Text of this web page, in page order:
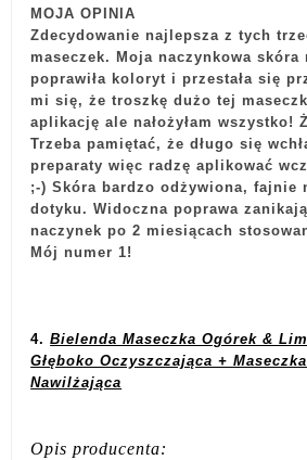
MOJA OPINIA
Zdecydowanie najlepsza z tych
maseczek. Moja naczynkowa skóra
poprawiła koloryt i przestała się
mi się, że troszkę dużo tej
aplikację ale nałożyłam wszystko!
Trzeba pamiętać, że długo się
preparaty więc radzę aplikować
;-) Skóra bardzo odżywiona, fajnie
dotyku. Widoczna poprawa
naczynek po 2 miesiącach
Mój numer 1!
4.Bielenda Maseczka Ogórek &
Głęboko Oczyszczająca +
Nawilżająca
Opis producenta: